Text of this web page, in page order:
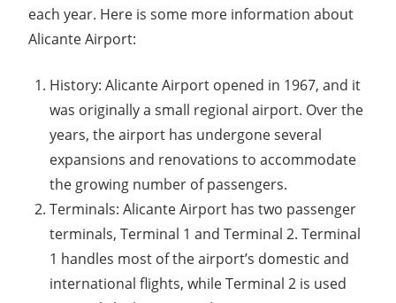
each year. Here is some more information about
Alicante Airport:
History: Alicante Airport opened in 1967, and it
was originally a small regional airport. Over the
years, the airport has undergone several
expansions and renovations to accommodate
the growing number of passengers.
Terminals: Alicante Airport has two passenger
terminals, Terminal 1 and Terminal 2. Terminal
1 handles most of the airport’s domestic and
international flights, while Terminal 2 is used